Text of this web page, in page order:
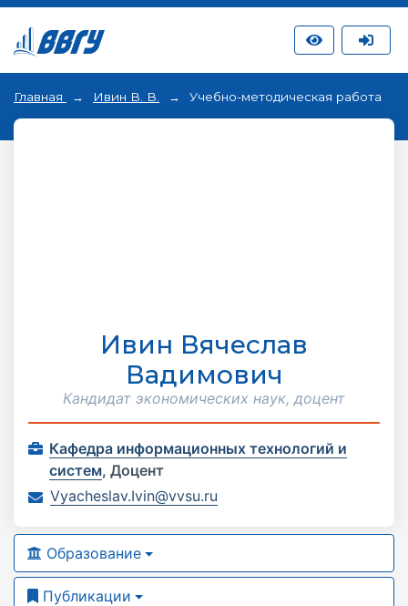
Главная Ивин В. В. Учебно-методическая работа
Ивин Вячеслав
Вадимович
Кандидат экономических наук, доцент
Кафедра информационных технологий и
систем, Доцент
Vyacheslav.Ivin@vvsu.ru
Образование
Публикации